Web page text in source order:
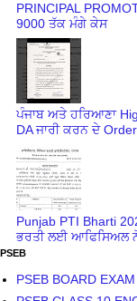
PRINCIPAL
9000 ਤੱਕ ਮੰਗੇ ਕੇਸ
ਪੰਜਾਬ ਅਤੇ ਹਰਿਆਣਾ
DA ਜਾਰੀ ਕਰਨ ਦੇ Order
Punjab PTI Bharti
ਭਰਤੀ ਲਈ ਆਫਿਸਿਅਲ
PSEB
PSEB BOARD